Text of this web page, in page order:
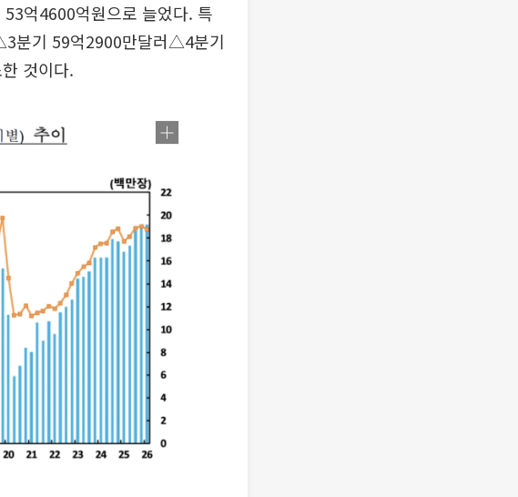
억4600억원으로 늘었다. 특
분기 59억2900만달러△4분기
것이다.